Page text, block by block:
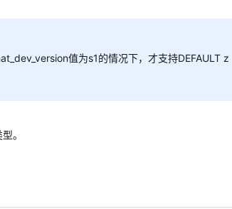
值为s1的情况下，才支持DEFAULT z
。